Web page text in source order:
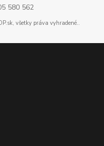
580 562
všetky práva vyhradené..